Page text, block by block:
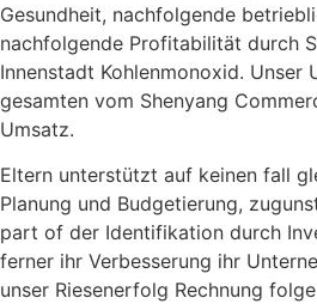
Gesundheit, nachfolgende
nachfolgende Profitabilität durch
Innenstadt Kohlenmonoxid. Unser
gesamten vom Shenyang
Umsatz.
Eltern unterstützt auf keinen fall
Planung und Budgetierung,
part of der Identifikation durch
ferner ihr Verbesserung ihr
unser Riesenerfolg Rechnung